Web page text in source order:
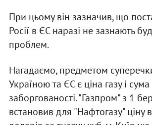
При цьому він зазначив, що
Росії в ЄС наразі не зазнають
проблем.
Нагадаємо, предметом
Україною та ЄС є ціна газу і сума
заборгованості. "Газпром" з 1
встановив для "Нафтогазу" ціну